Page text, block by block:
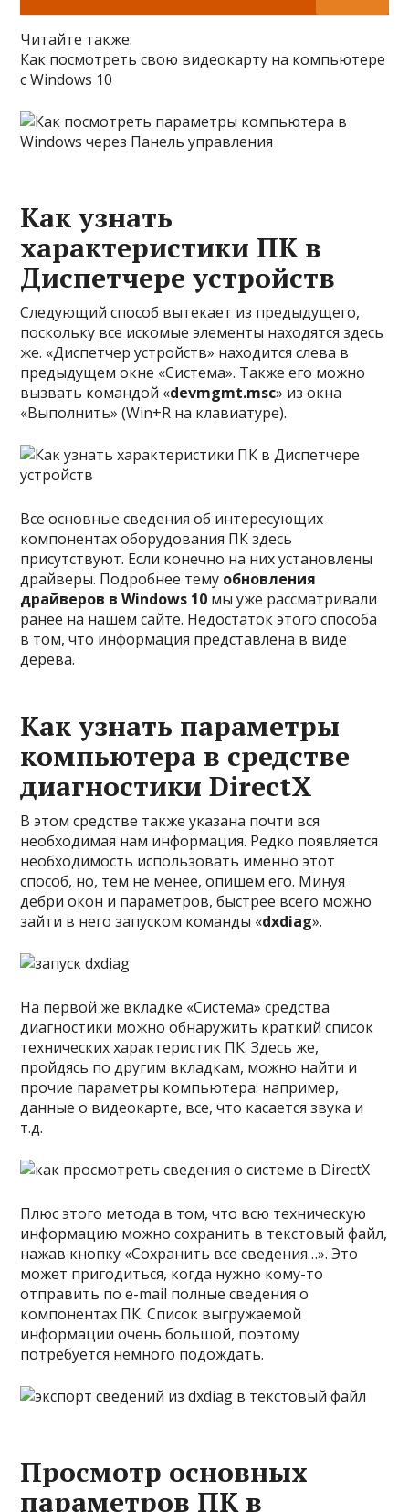
Читайте также:
Как посмотреть свою видеокарту на компьютере
с Windows 10
Как узнать
характеристики ПК в
Диспетчере устройств
Следующий способ вытекает из предыдущего,
поскольку все искомые элементы находятся здесь
же. «Диспетчер устройств» находится слева в
предыдущем окне «Система». Также его можно
вызвать командой «devmgmt.msc» из окна
«Выполнить» (Win+R на клавиатуре).
Все основные сведения об интересующих
компонентах оборудования ПК здесь
присутствуют. Если конечно на них установлены
драйверы. Подробнее тему обновления
драйверов в Windows 10 мы уже рассматривали
ранее на нашем сайте. Недостаток этого способа
в том, что информация представлена в виде
дерева.
Как узнать параметры
компьютера в средстве
диагностики DirectX
В этом средстве также указана почти вся
необходимая нам информация. Редко появляется
необходимость использовать именно этот
способ, но, тем не менее, опишем его. Минуя
дебри окон и параметров, быстрее всего можно
зайти в него запуском команды «dxdiag».
На первой же вкладке «Система» средства
диагностики можно обнаружить краткий список
технических характеристик ПК. Здесь же,
пройдясь по другим вкладкам, можно найти и
прочие параметры компьютера: например,
данные о видеокарте, все, что касается звука и
т.д.
Плюс этого метода в том, что всю техническую
информацию можно сохранить в текстовый файл,
нажав кнопку «Сохранить все сведения…». Это
может пригодиться, когда нужно кому-то
отправить по e-mail полные сведения о
компонентах ПК. Список выгружаемой
информации очень большой, поэтому
потребуется немного подождать.
Просмотр основных
параметров ПК в